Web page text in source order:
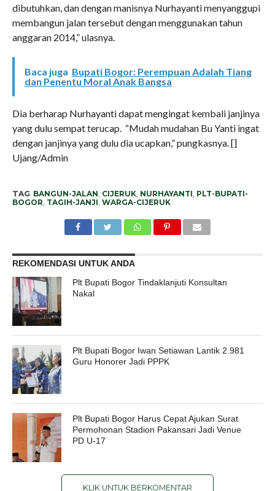
dibutuhkan, dan dengan manisnya Nurhayanti menyanggupi
membangun jalan tersebut dengan menggunakan tahun
anggaran 2014,” ulasnya.
Baca juga Bupati Bogor: Perempuan Adalah Tiang
dan Penentu Moral Anak Bangsa
Dia berharap Nurhayanti dapat mengingat kembali janjinya
yang dulu sempat terucap. “Mudah mudahan Bu Yanti ingat
dengan janjinya yang dulu dia ucapkan,” pungkasnya. []
Ujang/Admin
TAG BANGUN-JALAN, CIJERUK, NURHAYANTI, PLT-BUPATI-
BOGOR, TAGIH-JANJI, WARGA-CIJERUK
REKOMENDASI UNTUK ANDA
Plt Bupati Bogor Tindaklanjuti Konsultan
Nakal
Plt Bupati Bogor Iwan Setiawan Lantik 2.981
Guru Honorer Jadi PPPK
Plt Bupati Bogor Harus Cepat Ajukan Surat
Permohonan Stadion Pakansari Jadi Venue
PD U-17
KLIK UNTUK BERKOMENTAR